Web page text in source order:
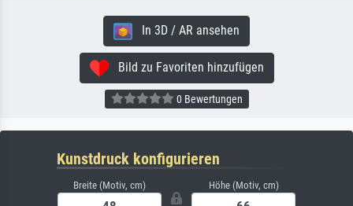
In 3D / AR ansehen
Bild zu Favoriten hinzufügen
0 Bewertungen
Kunstdruck konfigurieren
Breite (Motiv, cm) Höhe (Motiv, cm)